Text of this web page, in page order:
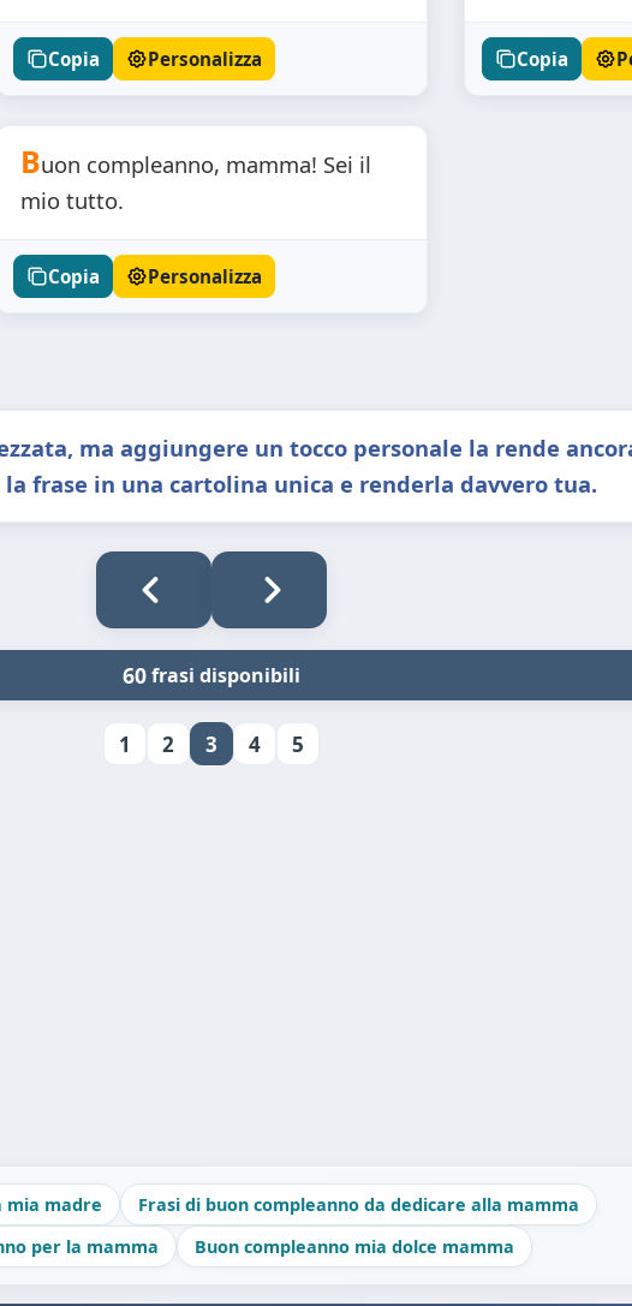
Copia Personalizza Copia
Buon compleanno, mamma! Sei il
mio tutto.
Copia Personalizza
ma aggiungere un tocco personale la rende
frase in una cartolina unica e renderla davvero tua.
60frasi disponibili
1 2 3 4 5
mia madre
Frasi di buon compleanno da dedicare alla mamma
per la mamma
Buon compleanno mia dolce mamma